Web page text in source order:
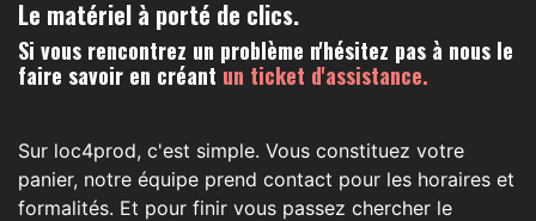
Le matériel à porté de clics.
Si vous rencontrez un problème n'hésitez pas à nous le
faire savoir en créant un ticket d'assistance.
Sur loc4prod, c'est simple. Vous constituez votre
panier, notre équipe prend contact pour les horaires et
formalités. Et pour finir vous passez chercher le